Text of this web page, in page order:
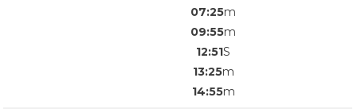
07:25m
09:55m
12:51S
13:25m
14:55m